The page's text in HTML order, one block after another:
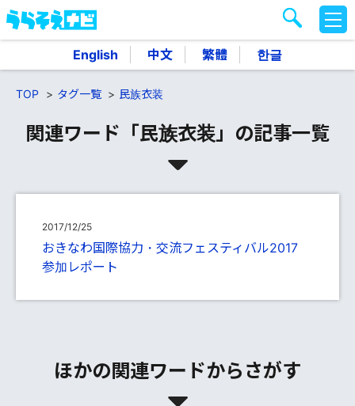
English 中文 繁體 한글
M
E
TOP タグ一覧 民族衣装
関連ワード「民族衣装」の記事一覧
2017/12/25
おきなわ国際協力・交流フェスティバル2017
参加レポート
ほかの関連ワードからさがす